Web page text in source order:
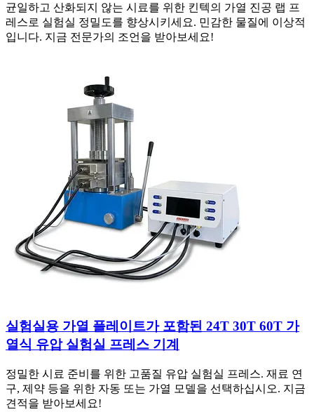
균일하고 산화되지 않는 시료를 위한 킨텍의 가열 진공 랩 프
레스로 실험실 정밀도를 향상시키세요. 민감한 물질에 이상적
입니다. 지금 전문가의 조언을 받아보세요!
실험실용 가열 플레이트가 포함된 24T 30T 60T 가
열식 유압 실험실 프레스 기계
정밀한 시료 준비를 위한 고품질 유압 실험실 프레스. 재료 연
구, 제약 등을 위한 자동 또는 가열 모델을 선택하십시오. 지금
견적을 받아보세요!